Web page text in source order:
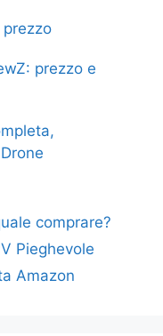
prezzo e
comprare?
Pieghevole
Amazon